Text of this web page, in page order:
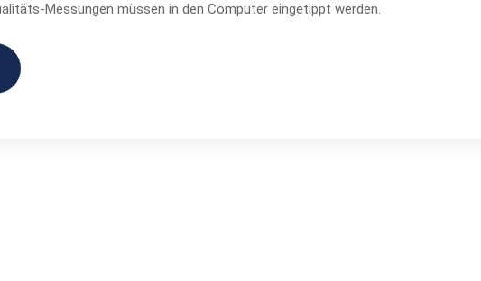
Messungen müssen in den Computer eingetippt werden.